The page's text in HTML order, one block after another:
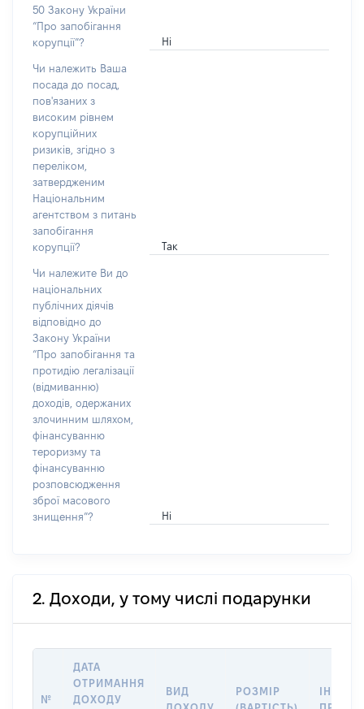
50 Закону України
“Про запобігання
корупції”?
Ні
Чи належить Ваша
посада до посад,
пов'язаних з
високим рівнем
корупційних
ризиків, згідно з
переліком,
затвердженим
Національним
агентством з питань
запобігання
корупції?
Так
Чи належите Ви до
національних
публічних діячів
відповідно до
Закону України
“Про запобігання та
протидію легалізації
(відмиванню)
доходів, одержаних
злочинним шляхом,
фінансуванню
тероризму та
фінансуванню
розповсюдження
зброї масового
знищення”?
Ні
2. Доходи, у тому числі подарунки
№
ДАТА
ОТРИМАННЯ
ДОХОДУ
ВИД
РОЗМІР